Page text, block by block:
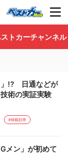
」 Club
トカーチャンネル
」!? 日通などが
術の実証実験
#積載効率
メン」が初めて